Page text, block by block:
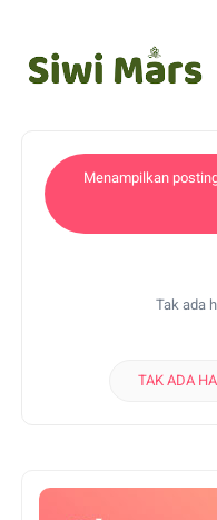
Menampilkan
Tak ada
TAK ADA